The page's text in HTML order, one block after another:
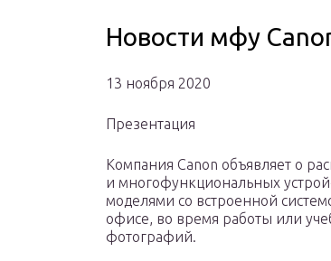
Новости мфу
13 ноября 2020
Презентация
Компания Canon объявляет о
и многофункциональных
моделями со встроенной
офисе, во время работы или
фотографий.